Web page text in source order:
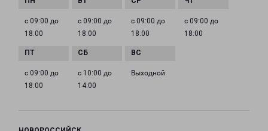
с 09:00 до
18:00
с 09:00 до
18:00
с 09:00 до
18:00
с 09:00 до
18:00
с 09:00 до
18:00
с 10:00 до
14:00
Выходной